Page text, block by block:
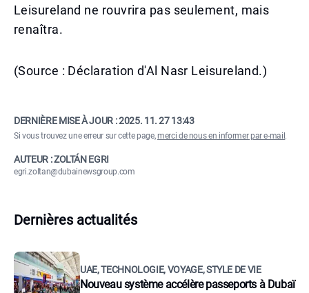
Leisureland ne rouvrira pas seulement, mais
renaîtra.
(Source : Déclaration d'Al Nasr Leisureland.)
DERNIÈRE MISE À JOUR :2025. 11. 27 13:43
Si vous trouvez une erreur sur cette page,merci de nous en informer par e-mail .
AUTEUR : ZOLTÁN EGRI
egri.zoltan@dubainewsgroup.com
Dernières actualités
UAE, TECHNOLOGIE, VOYAGE, STYLE DE VIE
Nouveau système accélère passeports à Dubaï